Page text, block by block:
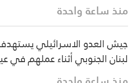
منذ ساعة واحدة
جيش العدو الاسرائيلي
لبنان الجنوبي أثناء عملهم في